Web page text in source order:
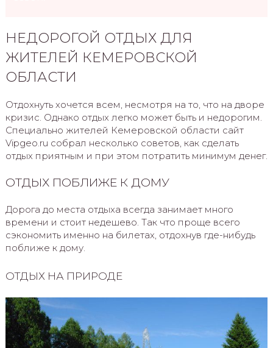
НЕДОРОГОЙ ОТДЫХ ДЛЯ
ЖИТЕЛЕЙ КЕМЕРОВСКОЙ
ОБЛАСТИ
Отдохнуть хочется всем, несмотря на то, что на дворе
кризис. Однако отдых легко может быть и недорогим.
Специально жителей Кемеровской области сайт
Vipgeo.ru собрал несколько советов, как сделать
отдых приятным и при этом потратить минимум денег.
ОТДЫХ ПОБЛИЖЕ К ДОМУ
Дорога до места отдыха всегда занимает много
времени и стоит недешево. Так что проще всего
сэкономить именно на билетах, отдохнув где-нибудь
поближе к дому.
ОТДЫХ НА ПРИРОДЕ